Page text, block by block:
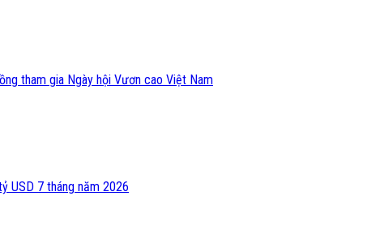
tham gia Ngày hội Vươn cao Việt Nam
USD 7 tháng năm 2026